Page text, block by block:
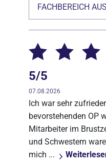
FACHBEREICH
5/5
07.08.2026
Ich war sehr
bevorstehenden OP
Mitarbeiter im
und Schwestern
mich ...